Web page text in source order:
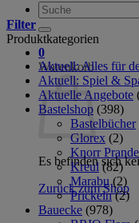
Suche
nach:
0
Warenkorb
Es befinden sich
Zurück zum Shop
Filter
Produktkategorien
Aktuell: Alles für
Aktuell: Spiel &
Aktuelle Angebote
Bastelshop (398)
Bastelbücher
Glorex (2)
Knorr
Kreul (82)
Marabu (2)
Prickeln (2)
Bauecke (978)